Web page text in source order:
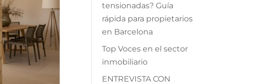
tensionadas? Guía
rápida para propietarios
en Barcelona
Top Voces en el sector
inmobiliario
ENTREVISTA CON